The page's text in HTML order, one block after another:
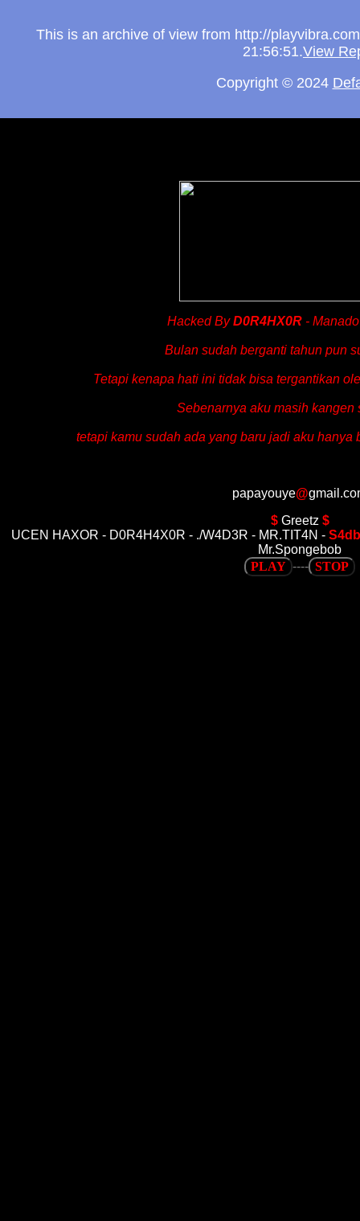
This is an archive of view from http://
21:56:51.View
Copyright © 2024
Hacked ByD0R4HX0R -
Bulan sudah berganti tahun pun
Tetapi kenapa hati ini tidak bisa tergantikan
Sebenarnya aku masih kangen
tetapi kamu sudah ada yang baru jadi aku hanya
papayouye@
$Greetz $
UCEN HAXOR - D0R4H4X0R - ./W4D3R - MR.TIT4N -
Mr.Spongebob
PLAY ---- STOP